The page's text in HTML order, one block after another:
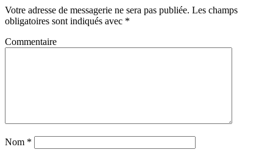
Votre adresse de messagerie ne sera pas publiée. Les champs
obligatoires sont indiqués avec *
Commentaire
Nom *